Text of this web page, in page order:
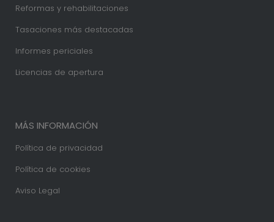
Reformas y rehabilitaciones
Tasaciones más destacadas
Informes periciales
Licencias de apertura
MÁS INFORMACIÓN
Política de privacidad
Política de cookies
Aviso Legal